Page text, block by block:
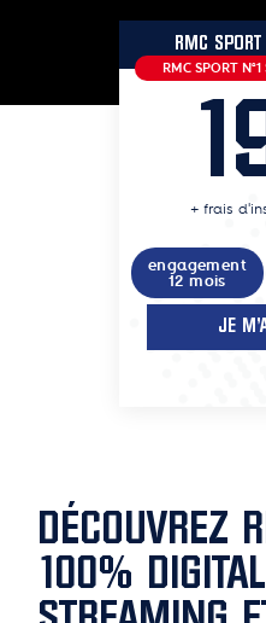
RMC
engagement
12 mois
RMC SPORT
+ frais
JE
DÉCOUVREZ
100%